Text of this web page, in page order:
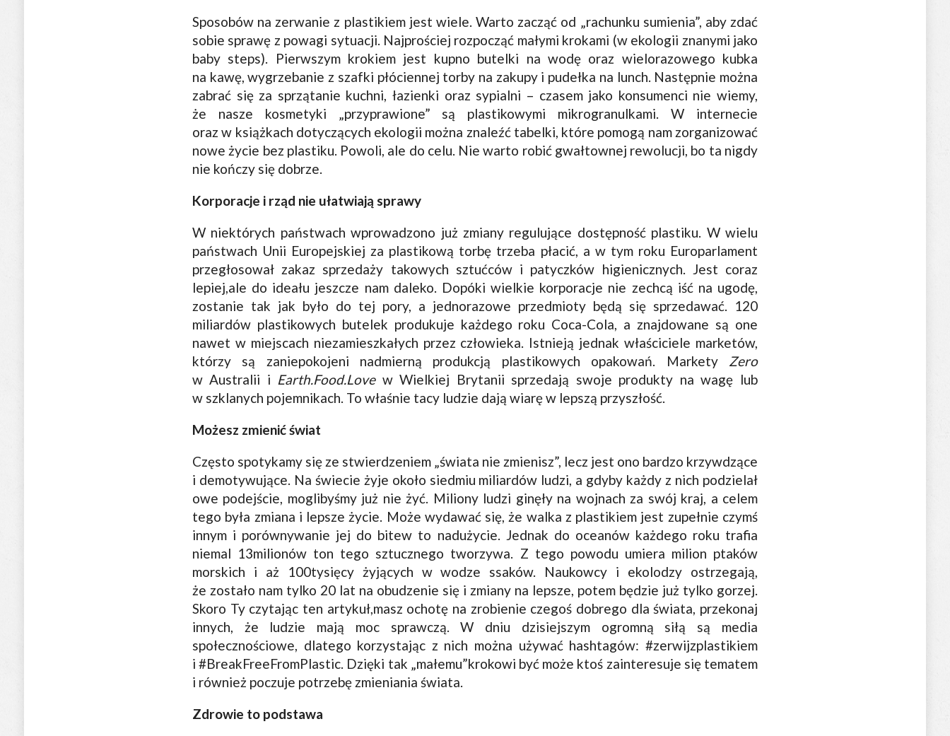
Sposobów na zerwanie z plastikiem jest wiele. Warto zacząć od „rachunku sumienia”, aby zdać
sobie sprawę z powagi sytuacji. Najprościej rozpocząć małymi krokami (w ekologii znanymi jako
baby steps). Pierwszym krokiem jest kupno butelki na wodę oraz wielorazowego kubka
na kawę, wygrzebanie z szafki płóciennej torby na zakupy i pudełka na lunch. Następnie można
zabrać się za sprzątanie kuchni, łazienki oraz sypialni – czasem jako konsumenci nie wiemy,
że nasze kosmetyki „przyprawione” są plastikowymi mikrogranulkami. W internecie
oraz w książkach dotyczących ekologii można znaleźć tabelki, które pomogą nam zorganizować
nowe życie bez plastiku. Powoli, ale do celu. Nie warto robić gwałtownej rewolucji, bo ta nigdy
nie kończy się dobrze.
Korporacje i rząd nie ułatwiają sprawy
W niektórych państwach wprowadzono już zmiany regulujące dostępność plastiku. W wielu
państwach Unii Europejskiej za plastikową torbę trzeba płacić, a w tym roku Europarlament
przegłosował zakaz sprzedaży takowych sztućców i patyczków higienicznych. Jest coraz
lepiej,ale do ideału jeszcze nam daleko. Dopóki wielkie korporacje nie zechcą iść na ugodę,
zostanie tak jak było do tej pory, a jednorazowe przedmioty będą się sprzedawać. 120
miliardów plastikowych butelek produkuje każdego roku Coca-Cola, a znajdowane są one
nawet w miejscach niezamieszkałych przez człowieka. Istnieją jednak właściciele marketów,
którzy są zaniepokojeni nadmierną produkcją plastikowych opakowań. Markety Zero
w Australii i Earth.Food.Lovew Wielkiej Brytanii sprzedają swoje produkty na wagę lub
w szklanych pojemnikach. To właśnie tacy ludzie dają wiarę w lepszą przyszłość.
Możesz zmienić świat
Często spotykamy się ze stwierdzeniem „świata nie zmienisz”, lecz jest ono bardzo krzywdzące
i demotywujące. Na świecie żyje około siedmiu miliardów ludzi, a gdyby każdy z nich podzielał
owe podejście, moglibyśmy już nie żyć. Miliony ludzi ginęły na wojnach za swój kraj, a celem
tego była zmiana i lepsze życie. Może wydawać się, że walka z plastikiem jest zupełnie czymś
innym i porównywanie jej do bitew to nadużycie. Jednak do oceanów każdego roku trafia
niemal 13milionów ton tego sztucznego tworzywa. Z tego powodu umiera milion ptaków
morskich i aż 100tysięcy żyjących w wodze ssaków. Naukowcy i ekolodzy ostrzegają,
że zostało nam tylko 20 lat na obudzenie się i zmiany na lepsze, potem będzie już tylko gorzej.
Skoro Ty czytając ten artykuł,masz ochotę na zrobienie czegoś dobrego dla świata, przekonaj
innych, że ludzie mają moc sprawczą. W dniu dzisiejszym ogromną siłą są media
społecznościowe, dlatego korzystając z nich można używać hashtagów: #zerwijzplastikiem
i #BreakFreeFromPlastic. Dzięki tak „małemu”krokowi być może ktoś zainteresuje się tematem
i również poczuje potrzebę zmieniania świata.
Zdrowie to podstawa